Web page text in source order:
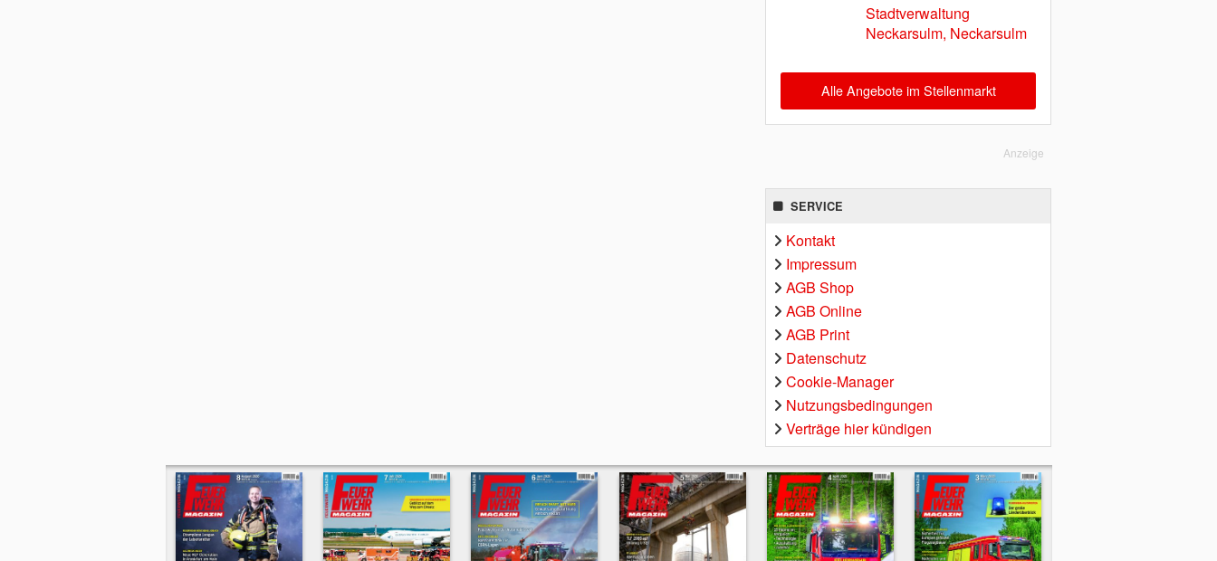
Stadtverwaltung
Neckarsulm, Neckarsulm
Alle Angebote im Stellenmarkt
Anzeige
SERVICE
Kontakt
Impressum
AGB Shop
AGB Online
AGB Print
Datenschutz
Cookie-Manager
Nutzungsbedingungen
Verträge hier kündigen